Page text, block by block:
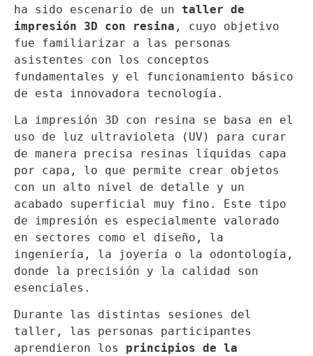
ha sido escenario de un taller de
impresión 3D con resina , cuyo objetivo
fue familiarizar a las personas
asistentes con los conceptos
fundamentales y el funcionamiento básico
de esta innovadora tecnología.
La impresión 3D con resina se basa en el
uso de luz ultravioleta (UV) para curar
de manera precisa resinas líquidas capa
por capa, lo que permite crear objetos
con un alto nivel de detalle y un
acabado superficial muy fino. Este tipo
de impresión es especialmente valorado
en sectores como el diseño, la
ingeniería, la joyería o la odontología,
donde la precisión y la calidad son
esenciales.
Durante las distintas sesiones del
taller, las personas participantes
aprendieron los principios de la